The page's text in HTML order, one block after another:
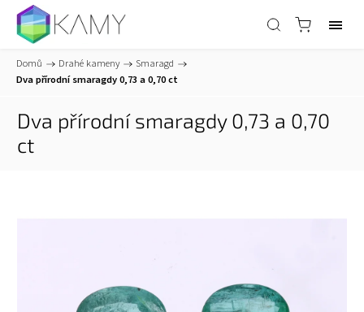
Domů / Drahé kameny / Smaragd /
Dva přírodní smaragdy 0,73 a 0,70 ct
Dva přírodní smaragdy 0,73 a 0,70
ct